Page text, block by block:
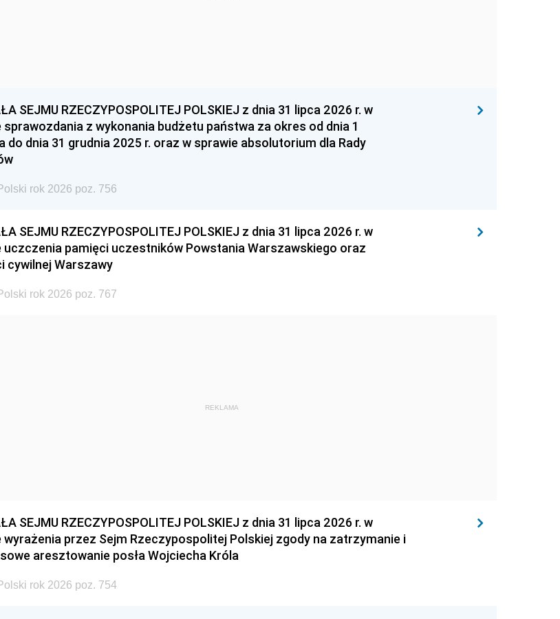
SEJMU RZECZYPOSPOLITEJ POLSKIEJ z dnia 31 lipca 2026 r. w
sprawozdania z wykonania budżetu państwa za okres od dnia 1
do dnia 31 grudnia 2025 r. oraz w sprawie absolutorium dla Rady
rok 2026 poz. 756
SEJMU RZECZYPOSPOLITEJ POLSKIEJ z dnia 31 lipca 2026 r. w
uczczenia pamięci uczestników Powstania Warszawskiego oraz
cywilnej Warszawy
rok 2026 poz. 767
REKLAMA
SEJMU RZECZYPOSPOLITEJ POLSKIEJ z dnia 31 lipca 2026 r. w
wyrażenia przez Sejm Rzeczypospolitej Polskiej zgody na zatrzymanie i
aresztowanie posła Wojciecha Króla
rok 2026 poz. 754